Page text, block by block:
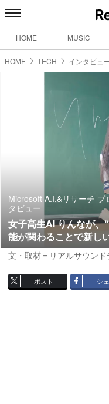
HOME MUSIC
HOME TECH インタビュ
Microsoft A.I.&リサーチ
タビュー
女子高生AI りんなが
能が関わることで新し
文・取材＝リアルサウン
ポスト シ